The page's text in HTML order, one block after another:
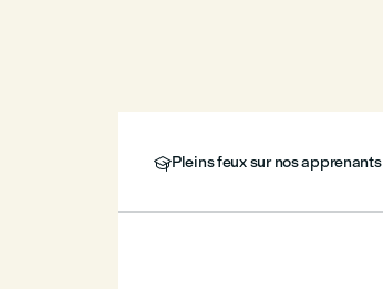
Pleins feux sur nos apprenants